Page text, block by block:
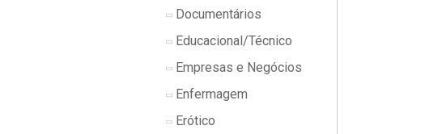
Documentários
Educacional/Técnico
Empresas e Negócios
Enfermagem
Erótico